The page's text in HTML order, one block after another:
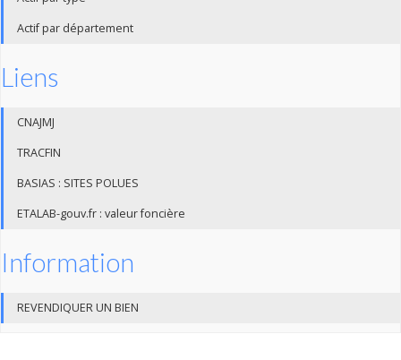
Actif par département
Liens
CNAJMJ
TRACFIN
BASIAS : SITES POLUES
ETALAB-gouv.fr : valeur foncière
Information
REVENDIQUER UN BIEN